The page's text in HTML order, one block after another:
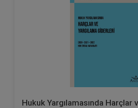
Hukuk Yargılamasında Harçlar